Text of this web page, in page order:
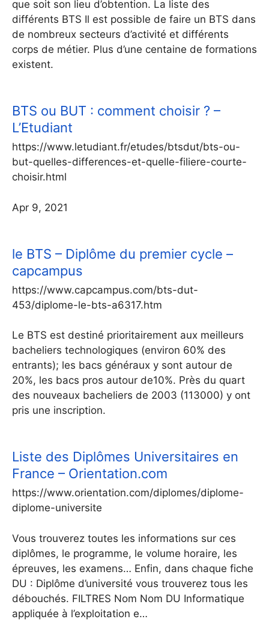
que soit son lieu d’obtention. La liste des
différents BTS Il est possible de faire un BTS dans
de nombreux secteurs d’activité et différents
corps de métier. Plus d’une centaine de formations
existent.
BTS ou BUT : comment choisir ? –
L’Etudiant
https://www.letudiant.fr/etudes/btsdut/bts-ou-
but-quelles-differences-et-quelle-filiere-courte-
choisir.html
Apr 9, 2021
le BTS – Diplôme du premier cycle –
capcampus
https://www.capcampus.com/bts-dut-
453/diplome-le-bts-a6317.htm
Le BTS est destiné prioritairement aux meilleurs
bacheliers technologiques (environ 60% des
entrants); les bacs généraux y sont autour de
20%, les bacs pros autour de10%. Près du quart
des nouveaux bacheliers de 2003 (113000) y ont
pris une inscription.
Liste des Diplômes Universitaires en
France – Orientation.com
https://www.orientation.com/diplomes/diplome-
diplome-universite
Vous trouverez toutes les informations sur ces
diplômes, le programme, le volume horaire, les
épreuves, les examens… Enfin, dans chaque fiche
DU : Diplôme d’université vous trouverez tous les
débouchés. FILTRES Nom Nom DU Informatique
appliquée à l’exploitation e…